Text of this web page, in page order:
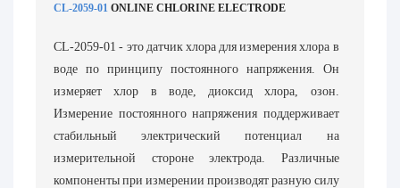
CL-2059-01ONLINE CHLORINE ELECTRODE
CL-2059-01 - это датчик хлора для измерения хлора в
воде по принципу постоянного напряжения. Он
измеряет хлор в воде, диоксид хлора, озон.
Измерение постоянного напряжения поддерживает
стабильный электрический потенциал на
измерительной стороне электрода. Различные
компоненты при измерении производят разную силу